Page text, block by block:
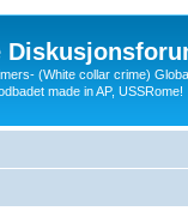
(White collar crime)
made in AP, USSRome!